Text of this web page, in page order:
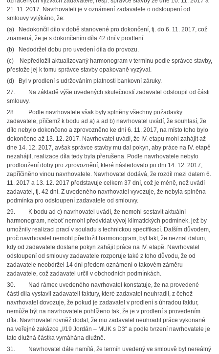
21. 11. 2017. Navrhovateli je v oznámení zadavatele o odstoupení od
smlouvy vytýkáno, že:
(a)
Nedokončil dílo v době stanovené pro dokončení, tj. do 6. 11. 2017, což
znamená, že je s dokončením díla 42 dní v prodlení.
(b)
Nedodržel dobu pro uvedení díla do provozu.
(c)
Nepředložil aktualizovaný harmonogram v termínu podle správce stavby,
přestože jej k tomu správce stavby opakovaně vyzýval.
(d)
Byl v prodlení s udržováním platnosti bankovní záruky.
27.
Na základě výše uvedených skutečností zadavatel odstoupil od části
smlouvy.
28.
Podle navrhovatele však byly splněny všechny požadavky
zadavatele, přičemž k bodu ad a) a ad b) navrhovatel uvádí, že souhlasí, že
dílo nebylo dokončeno a zprovozněno ke dni 6. 11. 2017, na místo toho bylo
dokončeno až 13. 12. 2017. Navrhovatel uvádí, že IV. etapu mohl zahájit až
dne 14. 12. 2017, avšak správce stavby mu dal pokyn, aby práce na IV. etapě
nezahájil, realizace díla tedy byla přerušena. Podle navrhovatele nebylo
prodloužení doby pro zprovoznění, které následovalo po dni 14. 12. 2017,
zapříčiněno vinou navrhovatele. Navrhovatel dodává, že rozdíl mezi datem 6.
11. 2017 a 13. 12. 2017 představuje celkem 37 dní, což je méně, než uvádí
zadavatel, tj. 42 dní. Z uvedeného navrhovatel vyvozuje, že nebyla splněna
podmínka pro odstoupení zadavatele od smlouvy.
29.
K bodu ad c) navrhovatel uvádí, že nemohl sestavit aktuální
harmonogram, neboť nemohl předvídat vývoj klimatických podmínek, jež by
umožnily realizaci prací v souladu s technickou specifikací. Dalším důvodem,
proč navrhovatel nemohl předložit harmonogram, byl fakt, že neznal datum,
kdy od zadavatele dostane pokyn zahájit práce na IV. etapě. Navrhovatel
odstoupení od smlouvy zadavatele rozporuje také z toho důvodu, že od
zadavatele neobdržel 14 dní předem oznámení o takovém záměru
zadavatele, což zadavatel určil v obchodních podmínkách.
30.
Nad rámec uvedeného navrhovatel konstatuje, že na provedené
části díla vystavil zadavateli faktury, které zadavatel neuhradil, z čehož
navrhovatel dovozuje, že pokud je zadavatel v prodlení s úhradou faktur,
nemůže být na navrhovatele pohlíženo tak, že je v prodlení s provedením
díla. Navrhovatel rovněž dodal, že mu zadavatel neuhradil práce vykonané
na veřejné zakázce „I/19 Jordán – MUK s D3“ a podle tvrzení navrhovatele je
tato dlužná částka vymáhána dlužně.
31.
Navrhovatel dále namítá, že termín uvedený ve smlouvě byl nereálný